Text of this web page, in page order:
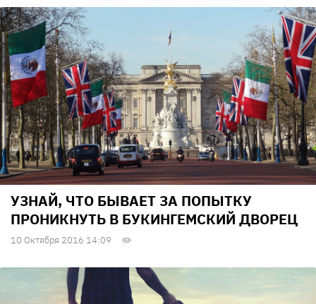
УЗНАЙ, ЧТО БЫВАЕТ ЗА ПОПЫТКУ
ПРОНИКНУТЬ В БУКИНГЕМСКИЙ ДВОРЕЦ
10 Октября 2016 14:09